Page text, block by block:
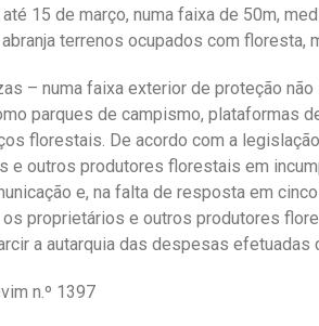
15 de março, numa faixa de 50m,
terrenos ocupados com floresta,
– numa faixa exterior de proteção
parques de campismo, plataformas
florestais. De acordo com a
e outros produtores florestais em
e, na falta de resposta em
proprietários e outros produtores
a autarquia das despesas efetuadas
n.º 1397